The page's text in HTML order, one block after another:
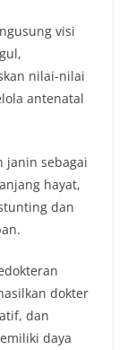
visi
nilai-nilai
antenatal
janin sebagai
hayat,
dan
dokter
dan
daya